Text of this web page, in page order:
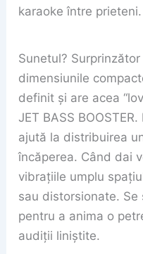
karaoke între prieteni.
Sunetul?
dimensiunile
definit și are acea
JET BASS
ajută la distribuirea
încăperea. Când dai
vibrațiile umplu
sau distorsionate.
pentru a anima o
audiții liniștite.